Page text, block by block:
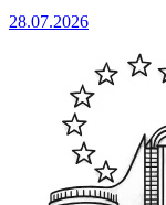
28.07.2026